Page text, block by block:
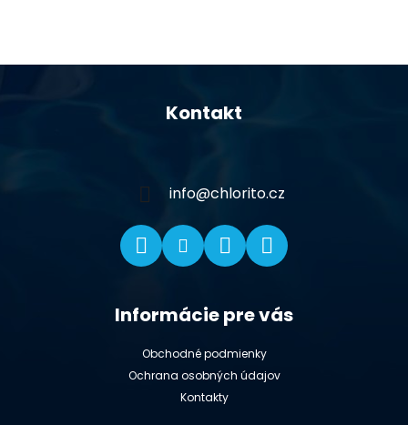
Z
Kontakt
info@chlorito.cz
Informácie pre vás
Obchodné podmienky
Ochrana osobných údajov
Kontakty